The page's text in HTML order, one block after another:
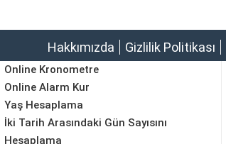
Hakkımızda Gizlilik Politikası
Online Kronometre
Online Alarm Kur
Yaş Hesaplama
İki Tarih Arasındaki Gün Sayısını
Hesaplama